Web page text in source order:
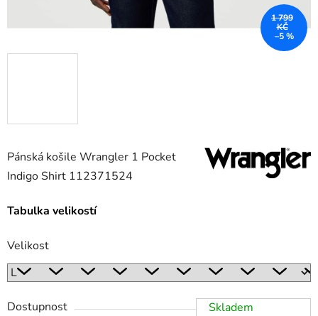
Pánská košile Wrangler 1 Pocket
Indigo Shirt 112371524
Tabulka velikostí
Velikost
Dostupnost
Skladem
1 799
KČ
–5 %